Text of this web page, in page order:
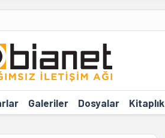
Galeriler Dosyalar Kitaplık